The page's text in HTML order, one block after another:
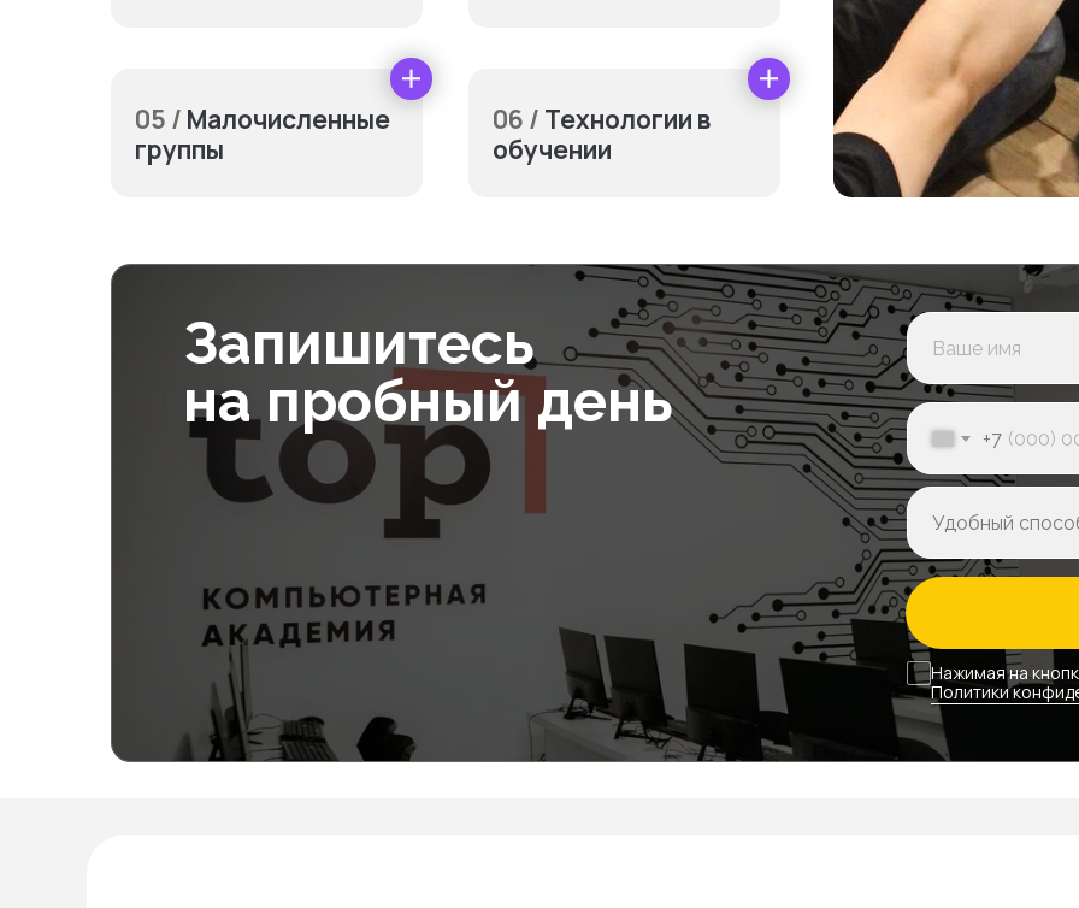
05 / Малочисленные
группы
06 / Технологии в
обучении
Запишитесь
на пробный день
+7
Нажимая на
Политики
Оставить заявку
Дополнительно
от 14 000₽ 5 000₽
Дополнительно
Питание
10 000₽
Учебники
от 14 000₽
Единоразово Канцелярия
5 000₽